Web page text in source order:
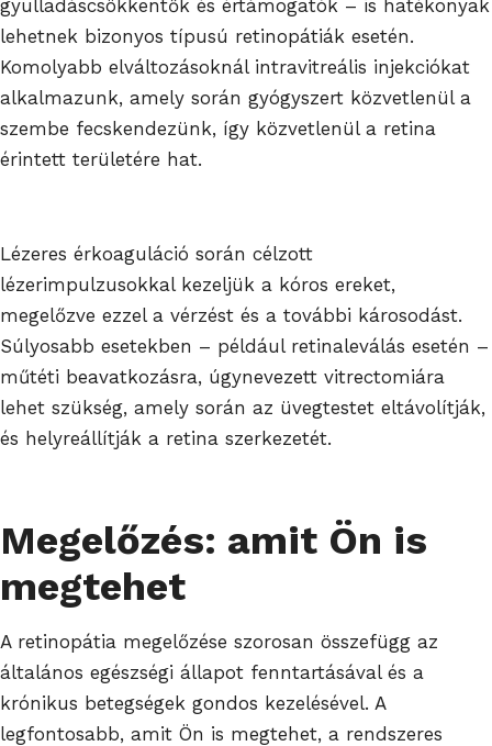
gyulladáscsökkentők és értámogatók – is hatékonyak
lehetnek bizonyos típusú retinopátiák esetén.
Komolyabb elváltozásoknál intravitreális injekciókat
alkalmazunk, amely során gyógyszert közvetlenül a
szembe fecskendezünk, így közvetlenül a retina
érintett területére hat.
Lézeres érkoaguláció során célzott
lézerimpulzusokkal kezeljük a kóros ereket,
megelőzve ezzel a vérzést és a további károsodást.
Súlyosabb esetekben – például retinaleválás esetén –
műtéti beavatkozásra, úgynevezett vitrectomiára
lehet szükség, amely során az üvegtestet eltávolítják,
és helyreállítják a retina szerkezetét.
Megelőzés: amit Ön is
megtehet
A retinopátia megelőzése szorosan összefügg az
általános egészségi állapot fenntartásával és a
krónikus betegségek gondos kezelésével. A
legfontosabb, amit Ön is megtehet, a rendszeres